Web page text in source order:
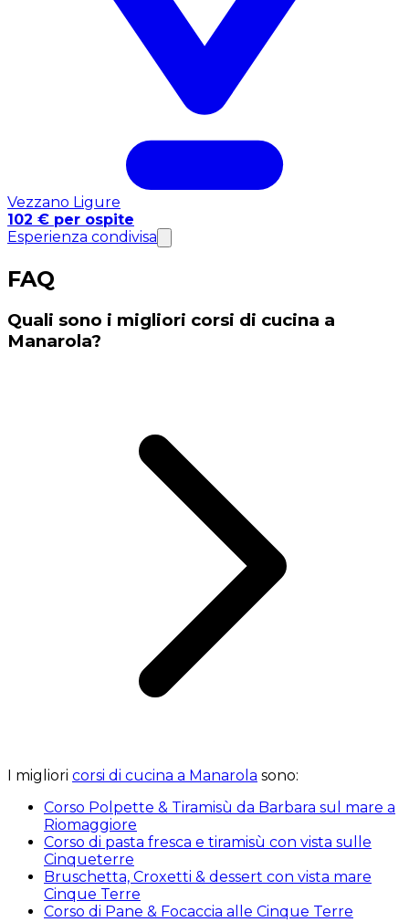
Vezzano Ligure
102 € per ospite
Esperienza condivisa
FAQ
Quali sono i migliori corsi di cucina a
Manarola?
I migliori corsi di cucina a Manarola sono:
Corso Polpette & Tiramisù da Barbara sul mare a
Riomaggiore
Corso di pasta fresca e tiramisù con vista sulle
Cinqueterre
Bruschetta, Croxetti & dessert con vista mare
Cinque Terre
Corso di Pane & Focaccia alle Cinque Terre